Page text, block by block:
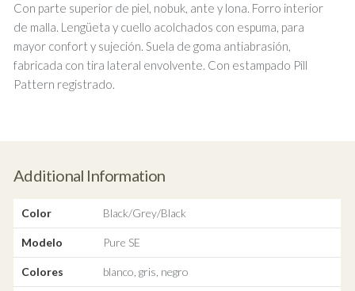
Con parte superior de piel, nobuk, ante y lona. Forro interior
de malla. Lengüeta y cuello acolchados con espuma, para
mayor confort y sujeción. Suela de goma antiabrasión,
fabricada con tira lateral envolvente. Con estampado Pill
Pattern registrado.
Additional Information
Color Black/Grey/Black
Modelo Pure SE
Colores blanco, gris, negro